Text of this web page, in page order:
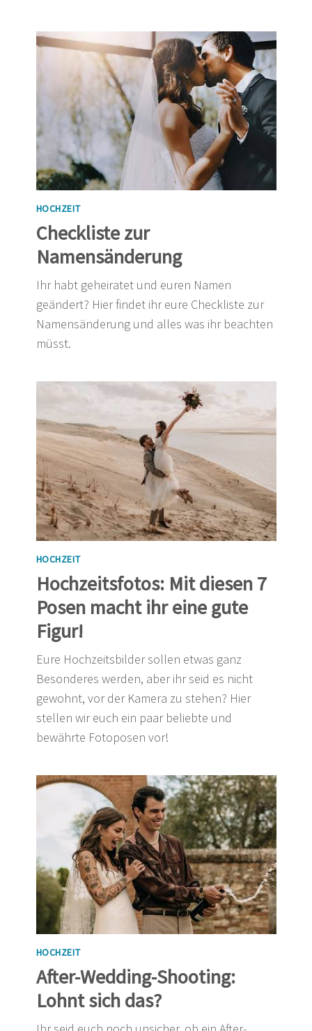
HOCHZEIT
Checkliste zur
Namensänderung
Ihr habt geheiratet und euren Namen
geändert? Hier findet ihr eure Checkliste zur
Namensänderung und alles was ihr beachten
müsst.
HOCHZEIT
Hochzeitsfotos: Mit diesen 7
Posen macht ihr eine gute
Figur!
Eure Hochzeitsbilder sollen etwas ganz
Besonderes werden, aber ihr seid es nicht
gewohnt, vor der Kamera zu stehen? Hier
stellen wir euch ein paar beliebte und
bewährte Fotoposen vor!
HOCHZEIT
After-Wedding-Shooting:
Lohnt sich das?